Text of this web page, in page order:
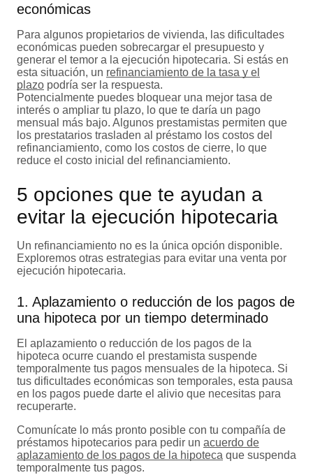
económicas
Para algunos propietarios de vivienda, las dificultades
económicas pueden sobrecargar el presupuesto y
generar el temor a la ejecución hipotecaria. Si estás en
esta situación, un refinanciamiento de la tasa y el
plazo podría ser la respuesta.
Potencialmente puedes bloquear una mejor tasa de
interés o ampliar tu plazo, lo que te daría un pago
mensual más bajo. Algunos prestamistas permiten que
los prestatarios trasladen al préstamo los costos del
refinanciamiento, como los costos de cierre, lo que
reduce el costo inicial del refinanciamiento.
5 opciones que te ayudan a
evitar la ejecución hipotecaria
Un refinanciamiento no es la única opción disponible.
Exploremos otras estrategias para evitar una venta por
ejecución hipotecaria.
1. Aplazamiento o reducción de los pagos de
una hipoteca por un tiempo determinado
El aplazamiento o reducción de los pagos de la
hipoteca ocurre cuando el prestamista suspende
temporalmente tus pagos mensuales de la hipoteca. Si
tus dificultades económicas son temporales, esta pausa
en los pagos puede darte el alivio que necesitas para
recuperarte.
Comunícate lo más pronto posible con tu compañía de
préstamos hipotecarios para pedir un acuerdo de
aplazamiento de los pagos de la hipoteca que suspenda
temporalmente tus pagos.